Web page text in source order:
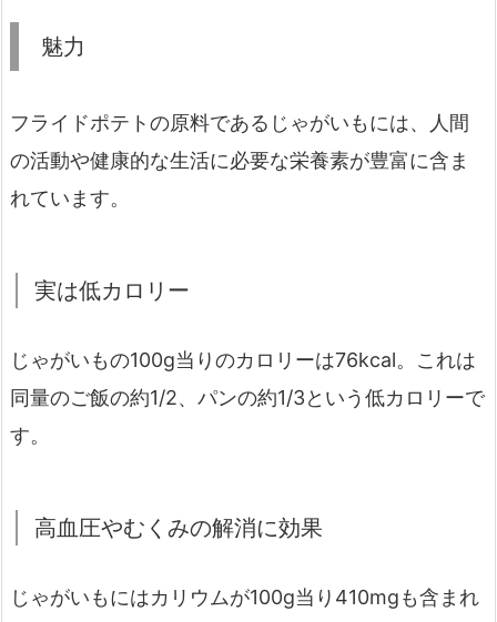
魅力
フライドポテトの原料であるじゃがいもには、人間
の活動や健康的な生活に必要な栄養素が豊富に含ま
れています。
実は低カロリー
じゃがいもの100g当りのカロリーは76kcal。これは
同量のご飯の約1/2、パンの約1/3という低カロリーで
す。
高血圧やむくみの解消に効果
じゃがいもにはカリウムが100g当り410mgも含まれ